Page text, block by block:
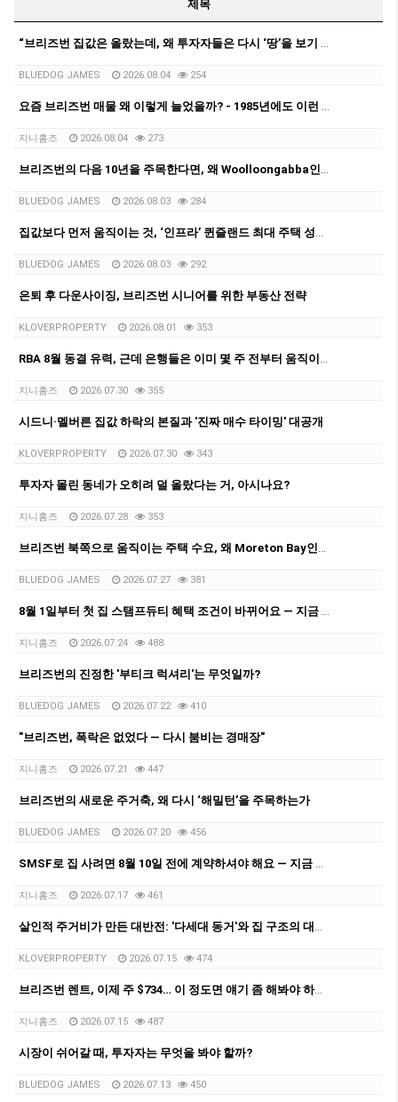
제목
“브리즈번 집값은 올랐는데, 왜 투자자들은 다시 ‘땅’을 보기 시작할까?”
BLUEDOG JAMES 2026.08.04 254
요즘 브리즈번 매물 왜 이렇게 늘었을까? - 1985년에도 이런 적 있었다는 사실!
지니홈즈 2026.08.04 273
브리즈번의 다음 10년을 주목한다면, 왜 Woolloongabba인가?
BLUEDOG JAMES 2026.08.03 284
집값보다 먼저 움직이는 것, ‘인프라’ 퀸즐랜드 최대 주택 성장축으로 떠오르는 Logan을 다시 보다
BLUEDOG JAMES 2026.08.03 292
은퇴 후 다운사이징, 브리즈번 시니어를 위한 부동산 전략
KLOVERPROPERTY 2026.08.01 353
RBA 8월 동결 유력, 근데 은행들은 이미 몇 주 전부터 움직이고 있었어요.
지니홈즈 2026.07.30 355
시드니·멜버른 집값 하락의 본질과 '진짜 매수 타이밍' 대공개
KLOVERPROPERTY 2026.07.30 343
투자자 몰린 동네가 오히려 덜 올랐다는 거, 아시나요?
지니홈즈 2026.07.28 353
브리즈번 북쪽으로 움직이는 주택 수요, 왜 Moreton Bay인가??
BLUEDOG JAMES 2026.07.27 381
8월 1일부터 첫 집 스탬프듀티 혜택 조건이 바뀌어요 — 지금 꼭 체크하세요!
지니홈즈 2026.07.24 488
브리즈번의 진정한 '부티크 럭셔리'는 무엇일까?
BLUEDOG JAMES 2026.07.22 410
"브리즈번, 폭락은 없었다 — 다시 붐비는 경매장"
지니홈즈 2026.07.21 447
브리즈번의 새로운 주거축, 왜 다시 ‘해밀턴’을 주목하는가
BLUEDOG JAMES 2026.07.20 456
SMSF로 집 사려면 8월 10일 전에 계약하셔야 해요 — 지금 브리즈번서 벌어지는 '막차 러시'
지니홈즈 2026.07.17 461
살인적 주거비가 만든 대반전: '다세대 동거'와 집 구조의 대변혁
KLOVERPROPERTY 2026.07.15 474
브리즈번 렌트, 이제 주 $734… 이 정도면 얘기 좀 해봐야 하지 않을까요?
지니홈즈 2026.07.15 487
시장이 쉬어갈 때, 투자자는 무엇을 봐야 할까?
BLUEDOG JAMES 2026.07.13 450